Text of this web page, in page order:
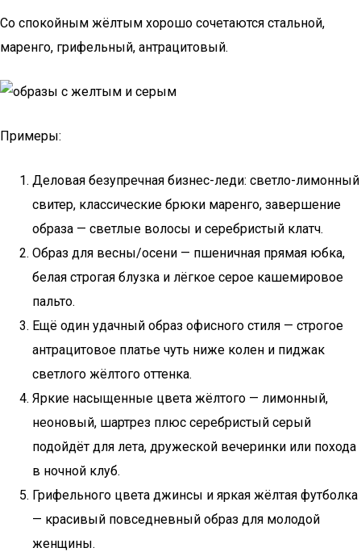
Со спокойным жёлтым хорошо сочетаются стальной,
маренго, грифельный, антрацитовый.
Примеры:
Деловая безупречная бизнес-леди: светло-лимонный
свитер, классические брюки маренго, завершение
образа — светлые волосы и серебристый клатч.
Образ для весны/осени — пшеничная прямая юбка,
белая строгая блузка и лёгкое серое кашемировое
пальто.
Ещё один удачный образ офисного стиля — строгое
антрацитовое платье чуть ниже колен и пиджак
светлого жёлтого оттенка.
Яркие насыщенные цвета жёлтого — лимонный,
неоновый, шартрез плюс серебристый серый
подойдёт для лета, дружеской вечеринки или похода
в ночной клуб.
Грифельного цвета джинсы и яркая жёлтая футболка
— красивый повседневный образ для молодой
женщины.